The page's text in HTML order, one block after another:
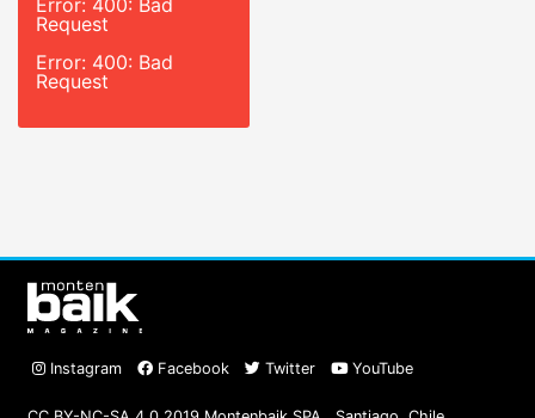
Request
Error: 400: Bad
Request
Instagram Facebook Twitter YouTube